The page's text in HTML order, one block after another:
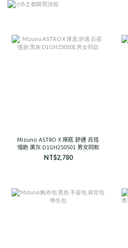
Mizuno ASTRO X 厚底 舒適 百搭
慢跑 黑灰 D1GH250501 男女同款
NT$2,780